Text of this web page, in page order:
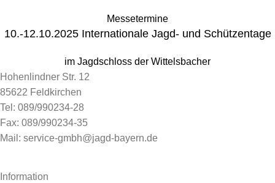
kleine und große
Naturliebhaber.
Messetermine
10.-12.10.2025 Internationale Jagd- und Schützentage
im Jagdschloss der Wittelsbacher
Hohenlindner Str. 12
85622 Feldkirchen
Tel: 089/990234-28
Fax: 089/990234-35
Mail: service-gmbh@jagd-bayern.de
Information